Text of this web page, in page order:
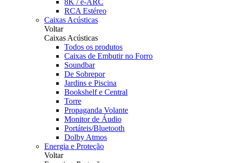
8K / e-ARC
RCA Estéreo
Caixas Acústicas
Voltar
Caixas Acústicas
Todos os produtos
Caixas de Embutir no Forro
Soundbar
De Sobrepor
Jardins e Piscina
Bookshelf e Central
Torre
Propaganda Volante
Monitor de Áudio
Portáteis/Bluetooth
Dolby Atmos
Energia e Proteção
Voltar